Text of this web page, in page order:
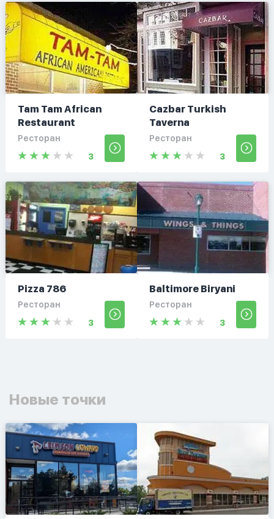
Tam Tam African
Restaurant
Ресторан
3
Cazbar Turkish
Taverna
Ресторан
3
Pizza 786
Ресторан
3
Baltimore Biryani
Ресторан
3
Новые точки